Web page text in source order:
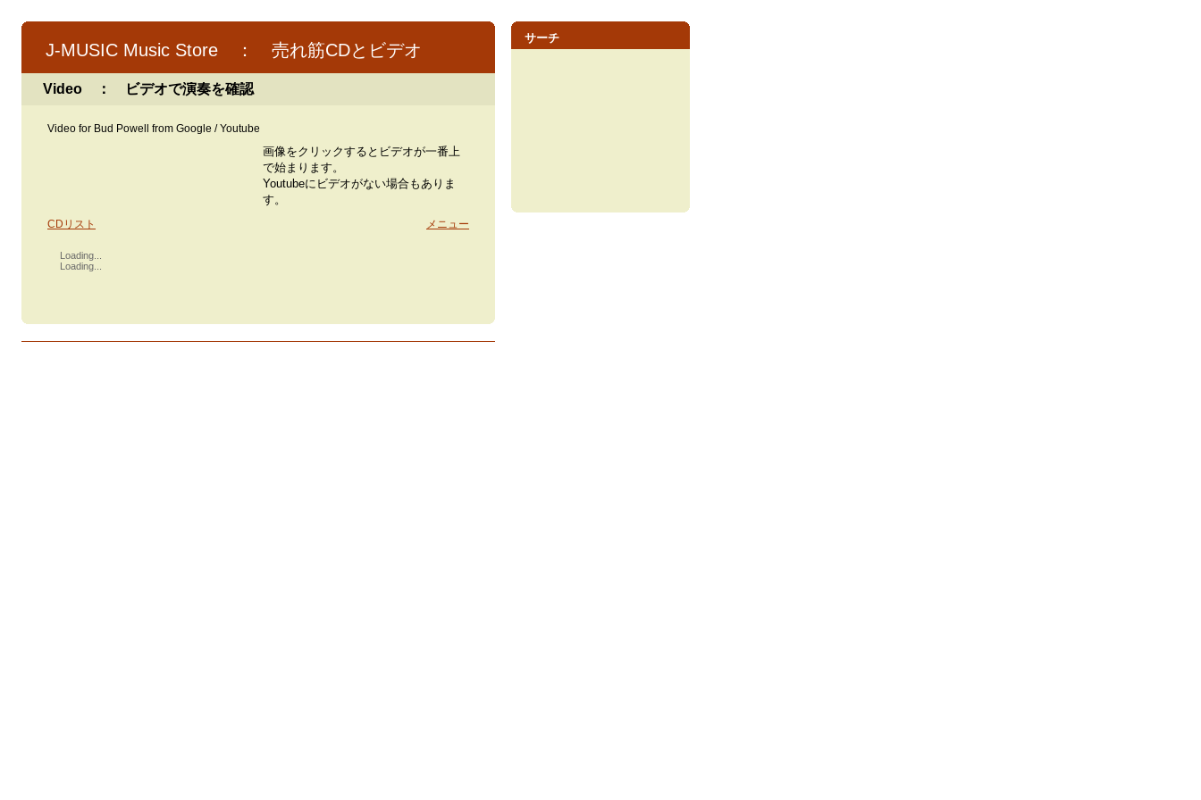
J-MUSIC Music Store ： 売れ筋CDとビデオ
Video ： ビデオで演奏を確認
Video for Bud Powell from Google / Youtube
画像をクリックするとビデオが一番上
で始まります。
Youtubeにビデオがない場合もありま
す。
CDリスト メニュー
Loading...
Loading...
サーチ